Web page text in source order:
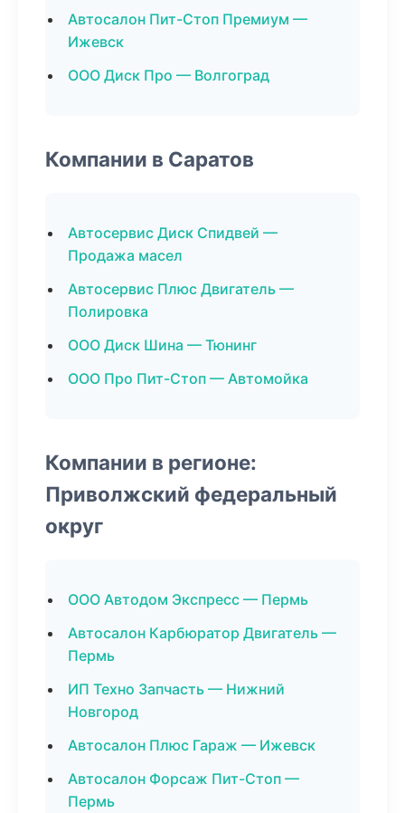
Автосалон Пит-Стоп Премиум —
Ижевск
ООО Диск Про — Волгоград
Компании в Саратов
Автосервис Диск Спидвей —
Продажа масел
Автосервис Плюс Двигатель —
Полировка
ООО Диск Шина — Тюнинг
ООО Про Пит-Стоп — Автомойка
Компании в регионе:
Приволжский федеральный
округ
ООО Автодом Экспресс — Пермь
Автосалон Карбюратор Двигатель —
Пермь
ИП Техно Запчасть — Нижний
Новгород
Автосалон Плюс Гараж — Ижевск
Автосалон Форсаж Пит-Стоп —
Пермь